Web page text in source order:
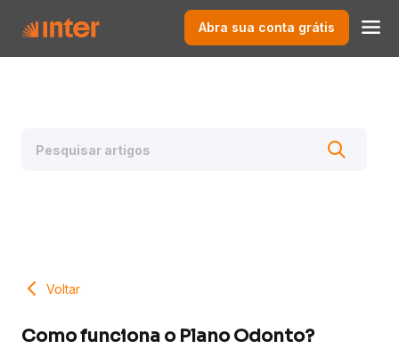
Abra sua conta grátis
Voltar
Como funciona o Plano Odonto?